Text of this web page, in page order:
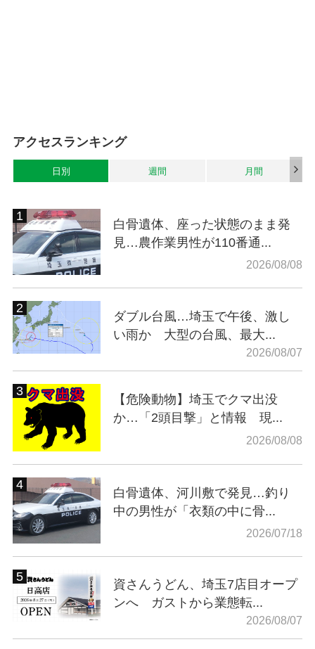
アクセスランキング
日別 週間 月間
白骨遺体、座った状態のまま発
見…農作業男性が110番通...
2026/08/08
ダブル台風…埼玉で午後、激し
い雨か 大型の台風、最大...
2026/08/07
【危険動物】埼玉でクマ出没
か…「2頭目撃」と情報 現...
2026/08/08
白骨遺体、河川敷で発見…釣り
中の男性が「衣類の中に骨...
2026/07/18
資さんうどん、埼玉7店目オープ
ンへ ガストから業態転...
2026/08/07